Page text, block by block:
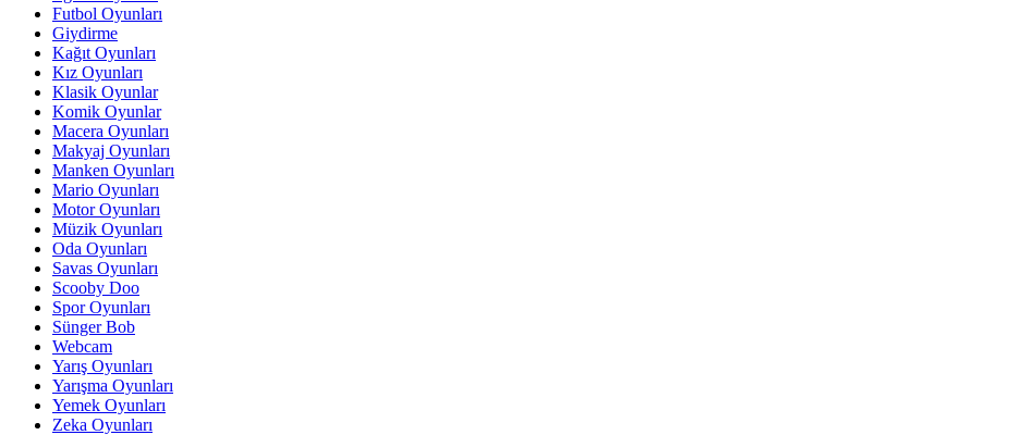
Futbol Oyunları
Giydirme
Kağıt Oyunları
Kız Oyunları
Klasik Oyunlar
Komik Oyunlar
Macera Oyunları
Makyaj Oyunları
Manken Oyunları
Mario Oyunları
Motor Oyunları
Müzik Oyunları
Oda Oyunları
Savas Oyunları
Scooby Doo
Spor Oyunları
Sünger Bob
Webcam
Yarış Oyunları
Yarışma Oyunları
Yemek Oyunları
Zeka Oyunları